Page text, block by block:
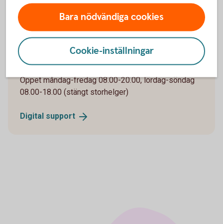
Digital Support
Öppet måndag-fredag 08.00-20.00, lördag-söndag
08.00-18.00 (stängt storhelger)
Digital support
Bara nödvändiga cookies
Cookie-inställningar